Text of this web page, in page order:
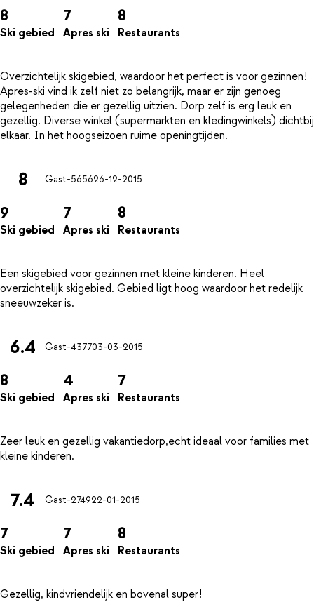
8
Ski gebied
7
Apres ski
8
Restaurants
Overzichtelijk skigebied, waardoor het perfect is voor gezinnen!
Apres-ski vind ik zelf niet zo belangrijk, maar er zijn genoeg
gelegenheden die er gezellig uitzien. Dorp zelf is erg leuk en
gezellig. Diverse winkel (supermarkten en kledingwinkels) dichtbij
8 Gast-565626-12-2015
9
Ski gebied
7
Apres ski
8
Restaurants
Een skigebied voor gezinnen met kleine kinderen. Heel
overzichtelijk skigebied. Gebied ligt hoog waardoor het redelijk
6.4 Gast-437703-03-2015
8
Ski gebied
4
Apres ski
7
Restaurants
Zeer leuk en gezellig vakantiedorp,echt ideaal voor families met
7.4 Gast-274922-01-2015
7
Ski gebied
7
Apres ski
8
Restaurants